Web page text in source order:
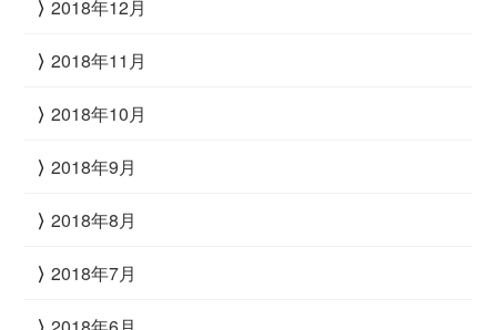
2018年12月
2018年11月
2018年10月
2018年9月
2018年8月
2018年7月